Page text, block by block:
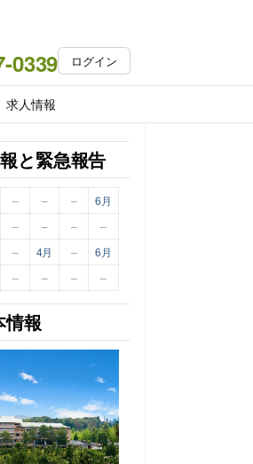
0339 ログイン
求人情報
と緊急報告
– – –
6月
– – – –
– 4月 –
6月
– – – –
情報